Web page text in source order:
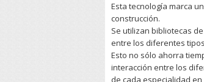
Esta tecnología marca
construcción.
Se utilizan bibliotecas
entre los diferentes
Esto no sólo ahorra
interacción entre los
de cada especialidad